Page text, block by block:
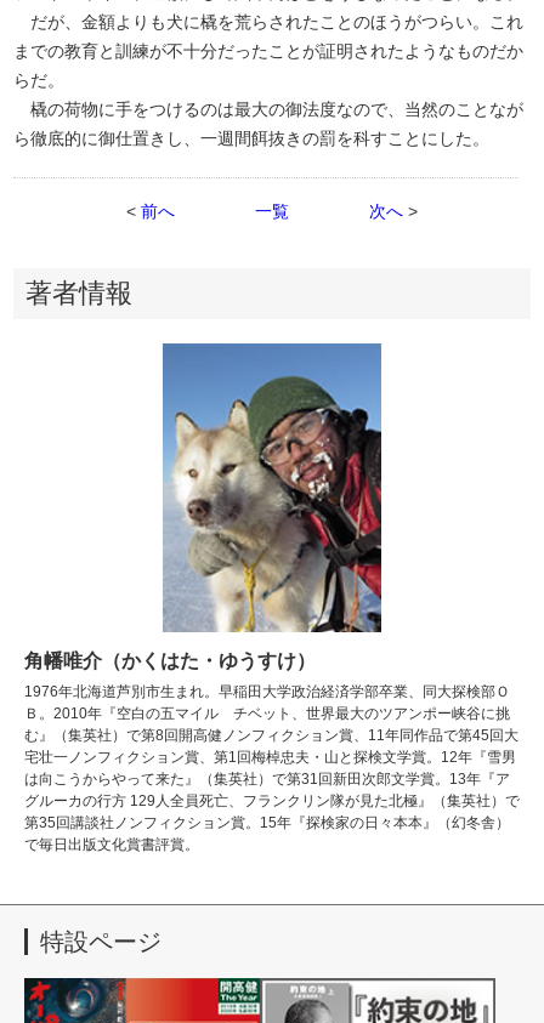
だが、金額よりも犬に橇を荒らされたことのほうがつらい。これ
までの教育と訓練が不十分だったことが証明されたようなものだか
らだ。
橇の荷物に手をつけるのは最大の御法度なので、当然のことなが
ら徹底的に御仕置きし、一週間餌抜きの罰を科すことにした。
< 前へ 一覧 次へ >
著者情報
角幡唯介（かくはた・ゆうすけ）
1976年北海道芦別市生まれ。早稲田大学政治経済学部卒業、同大探検部Ｏ
Ｂ。2010年『空白の五マイル チベット、世界最大のツアンポー峡谷に挑
む』（集英社）で第8回開高健ノンフィクション賞、11年同作品で第45回大
宅壮一ノンフィクション賞、第1回梅棹忠夫・山と探検文学賞。12年『雪男
は向こうからやって来た』（集英社）で第31回新田次郎文学賞。13年『ア
グルーカの行方 129人全員死亡、フランクリン隊が見た北極』（集英社）で
第35回講談社ノンフィクション賞。15年『探検家の日々本本』（幻冬舎）
で毎日出版文化賞書評賞。
特設ページ